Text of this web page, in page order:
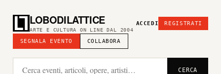
LOBODILATTICE
ARTE E CULTURA ON LINE DAL 2004
SEGNALA EVENTO COLLABORA
ACCEDI REGISTRATI
CERCA